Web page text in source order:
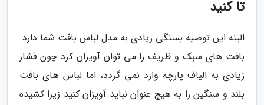
تا کنید
البته این توصیه بستگی زیادی به مدل لباس بافت شما دارد.
بافت های سبک و ظریف را می توان آویزان کرد چون فشار
زیادی به الیاف پارچه وارد نمی گردد، اما لباس های بافت
بلند و سنگین را به هیچ عنوان نباید آویزان کنید زیرا کشیده